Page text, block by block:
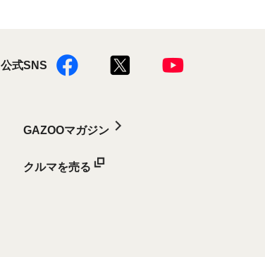
公式SNS
GAZOOマガジン
クルマを売る